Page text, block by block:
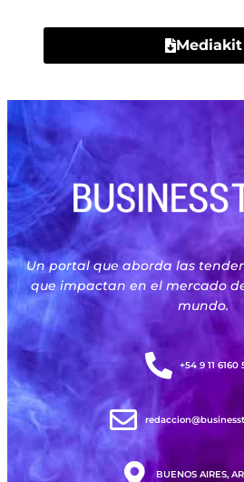
Mediakit
Un portal que aborda las
que impactan en el mercado
mundo.
+54 9 11 6160
BUENOS AIRES,